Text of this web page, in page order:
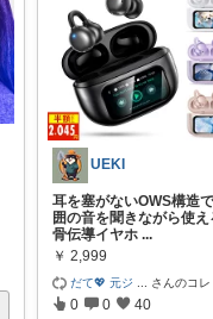
UEKI
耳を塞がないOWS構造
囲の音を聞きながら使え
骨伝導イヤホ ...
￥ 2,999
だて💖 元ジ さんのコレ
0 0 40